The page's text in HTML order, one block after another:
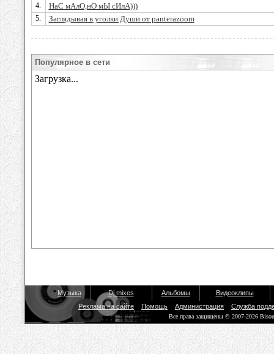
4. НаС мАлО,нО мЫ сИлА)))
5. Заглядывая в уголки Души от panterazoom
Популярное в сети
Музыка Dj mixes Альбомы
Видеоклипы
Реклама на сайте
Помощь Администрация Служба
Все права защищены © 2007-2026